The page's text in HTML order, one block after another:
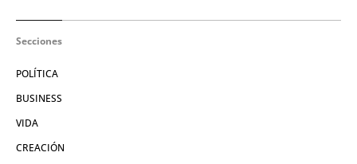
Secciones
POLÍTICA
BUSINESS
VIDA
CREACIÓN